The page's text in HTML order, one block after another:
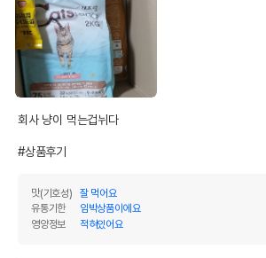
회사 냥이 먹는겁뉘다
#상품후기
맛(기호성)
잘 먹어요
유통기한
임박상품이에요
영양정보
적혀있어요